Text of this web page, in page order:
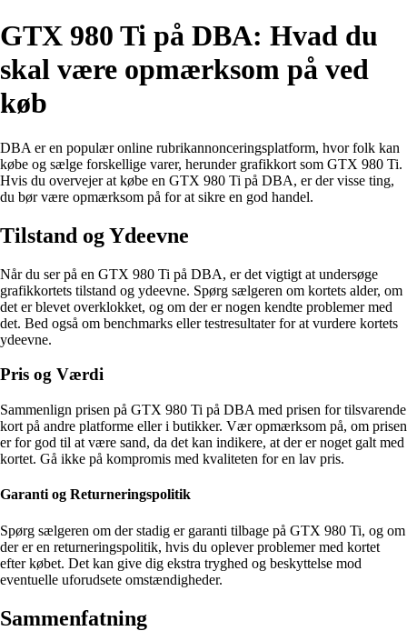
GTX 980 Ti på DBA: Hvad du
skal være opmærksom på ved
køb
DBA er en populær online rubrikannonceringsplatform, hvor folk kan
købe og sælge forskellige varer, herunder grafikkort som GTX 980 Ti.
Hvis du overvejer at købe en GTX 980 Ti på DBA, er der visse ting,
du bør være opmærksom på for at sikre en god handel.
Tilstand og Ydeevne
Når du ser på en GTX 980 Ti på DBA, er det vigtigt at undersøge
grafikkortets tilstand og ydeevne. Spørg sælgeren om kortets alder, om
det er blevet overklokket, og om der er nogen kendte problemer med
det. Bed også om benchmarks eller testresultater for at vurdere kortets
ydeevne.
Pris og Værdi
Sammenlign prisen på GTX 980 Ti på DBA med prisen for tilsvarende
kort på andre platforme eller i butikker. Vær opmærksom på, om prisen
er for god til at være sand, da det kan indikere, at der er noget galt med
kortet. Gå ikke på kompromis med kvaliteten for en lav pris.
Garanti og Returneringspolitik
Spørg sælgeren om der stadig er garanti tilbage på GTX 980 Ti, og om
der er en returneringspolitik, hvis du oplever problemer med kortet
efter købet. Det kan give dig ekstra tryghed og beskyttelse mod
eventuelle uforudsete omstændigheder.
Sammenfatning